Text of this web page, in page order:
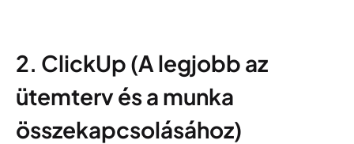
2. ClickUp (A legjobb az
ütemterv és a munka
összekapcsolásához)